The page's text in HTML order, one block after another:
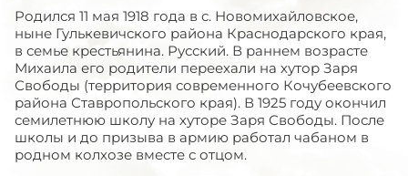
Родился 11 мая 1918 года в с. Новомихайловское,
ныне Гулькевичского района Краснодарского края,
в семье крестьянина. Русский. В раннем возрасте
Михаила его родители переехали на хутор Заря
Свободы (территория современного Кочубеевского
района Ставропольского края). В 1925 году окончил
семилетнюю школу на хуторе Заря Свободы. После
школы и до призыва в армию работал чабаном в
родном колхозе вместе с отцом.